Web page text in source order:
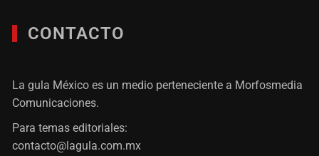
CONTACTO
La gula México es un medio perteneciente a Morfosmedia
Comunicaciones.
Para temas editoriales:
contacto@lagula.com.mx